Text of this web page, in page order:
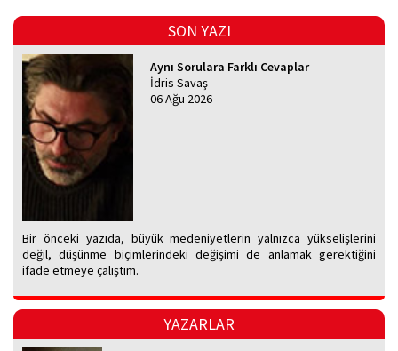
SON YAZI
Aynı Sorulara Farklı Cevaplar
İdris Savaş
06 Ağu 2026
Bir önceki yazıda, büyük medeniyetlerin yalnızca yükselişlerini
değil, düşünme biçimlerindeki değişimi de anlamak gerektiğini
ifade etmeye çalıştım.
YAZARLAR